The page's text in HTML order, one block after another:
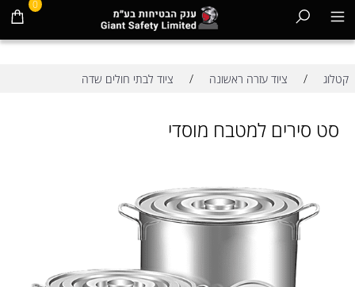
0
קטלוג / ציוד עזרה ראשונה / ציוד לבתי חולים שדה
סט סירים למטבח מוסדי